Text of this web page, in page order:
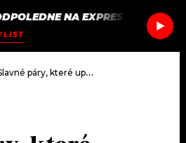
JAK
SEZNAM.CZ
NA EXPRES FM /
páry, které upadly v zapomnění: Tyto celebrity spolu opravdu kdysi chodily